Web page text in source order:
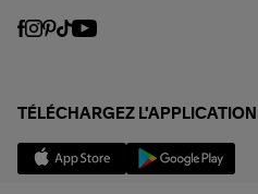
TÉLÉCHARGEZ L'APPLICATION